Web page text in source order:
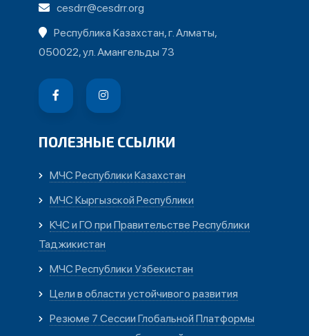
cesdrr@cesdrr.org
Республика Казахстан, г. Алматы,
050022, ул. Амангельды 73
ПОЛЕЗНЫЕ ССЫЛКИ
МЧС Республики Казахстан
МЧС Кыргызской Республики
КЧС и ГО при Правительстве Республики
Таджикистан
МЧС Республики Узбекистан
Цели в области устойчивого развития
Резюме 7 Сессии Глобальной Платформы